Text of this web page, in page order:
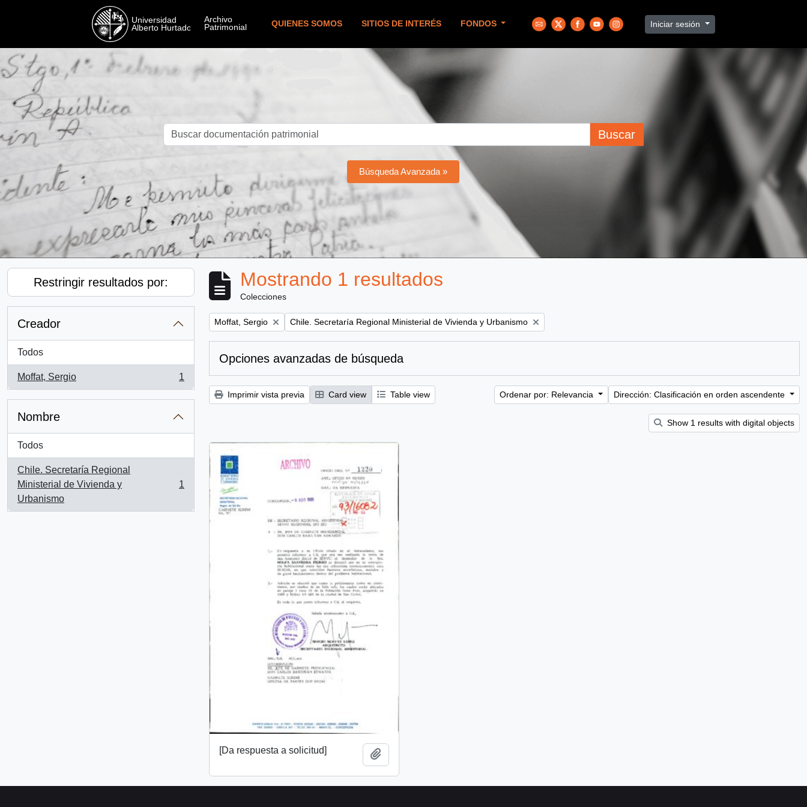
QUIENES SOMOS SITIOS DE INTERÉS FONDOS Iniciar sesión
Buscar
Búsqueda Avanzada »
Restringir resultados por:
Creador
Todos
Moffat, Sergio
, 1 resultados
1
Nombre
Todos
Chile. Secretaría Regional
Ministerial de Vivienda y
Urbanismo
, 1 resultados
1
Mostrando 1 resultados
Colecciones
Remove filter:
Moffat, Sergio Remove filter:
Chile. Secretaría Regional Ministerial de Vivienda y Urbanismo
Opciones avanzadas de búsqueda
Imprimir vista previa Card view Table view Ordenar por: Relevancia Dirección: Clasificación en orden ascendente
Show 1 results with digital objects
[Da respuesta a solicitud]